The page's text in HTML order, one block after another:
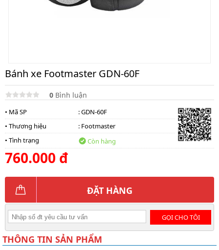
Bánh xe Footmaster GDN-60F
0 Bình luận
• Mã SP
: GDN-60F
• Thương hiệu
: Footmaster
• Tình trạng
Còn hàng
760.000 đ
ĐẶT HÀNG
GỌI CHO TÔI
THÔNG TIN SẢN PHẨM